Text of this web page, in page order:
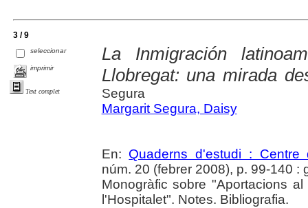
3 / 9
seleccionar
imprimir
Text complet
La Inmigración
Llobregat: una mirada
Segura
Margarit Segura, Daisy
En: Quaderns d'estudi : Centre
núm. 20 (febrer 2008), p. 99-140 :
Monogràfic sobre "Aportacions
l'Hospitalet". Notes. Bibliografia.